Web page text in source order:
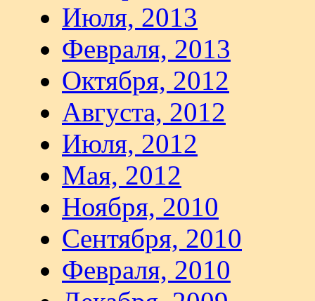
Июля, 2013
Февраля, 2013
Октября, 2012
Августа, 2012
Июля, 2012
Мая, 2012
Ноября, 2010
Сентября, 2010
Февраля, 2010